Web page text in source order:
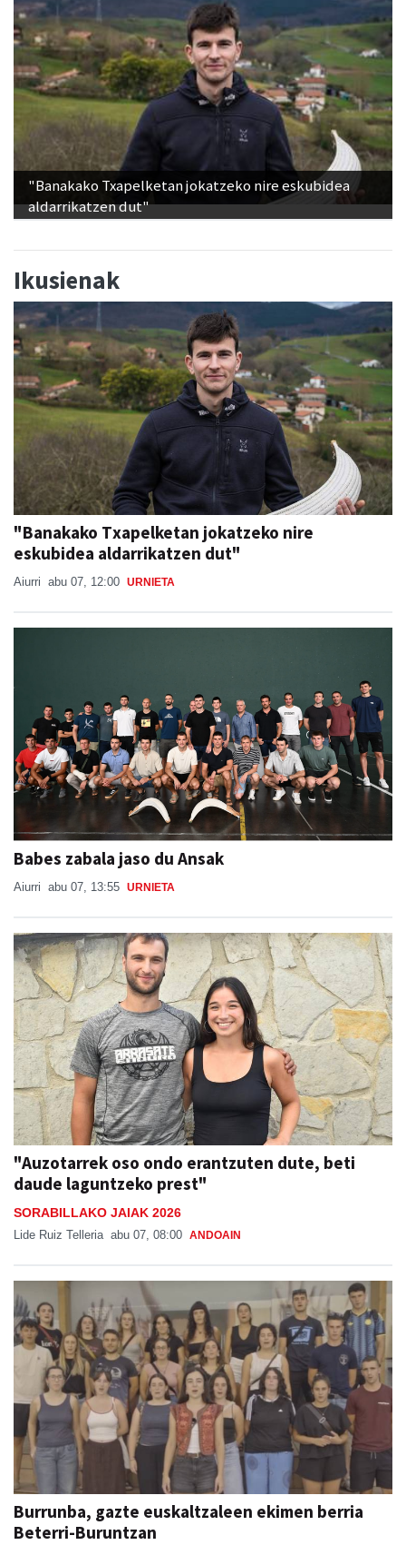
"Banakako Txapelketan jokatzeko nire eskubidea
aldarrikatzen dut"
Ikusienak
"Banakako Txapelketan jokatzeko nire
eskubidea aldarrikatzen dut"
Aiurri abu 07, 12:00 URNIETA
Babes zabala jaso du Ansak
Aiurri abu 07, 13:55 URNIETA
"Auzotarrek oso ondo erantzuten dute, beti
daude laguntzeko prest"
SORABILLAKO JAIAK 2026
Lide Ruiz Telleria abu 07, 08:00 ANDOAIN
Burrunba, gazte euskaltzaleen ekimen berria
Beterri-Buruntzan